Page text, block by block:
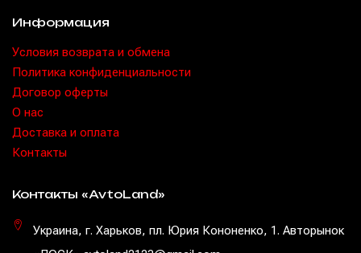
Информация
Условия возврата и обмена
Политика конфиденциальности
Договор оферты
O нас
Доставка и оплата
Контакты
Контакты «AvtoLand»
Украина, г. Харьков, пл. Юрия Кононенко, 1. Авторынок